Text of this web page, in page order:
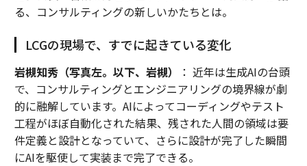
る、コンサルティングの新しいかたちとは。
LCGの現場で、すでに起きている変化
岩槻知秀（写真左。以下、岩槻）
： 近年は生成AIの台頭
で、コンサルティングとエンジニアリングの境界線が劇
的に融解しています。AIによってコーディングやテスト
工程がほぼ自動化された結果、残された人間の領域は要
件定義と設計となっていて、さらに設計が完了した瞬間
にAIを駆使して実装まで完了できる。